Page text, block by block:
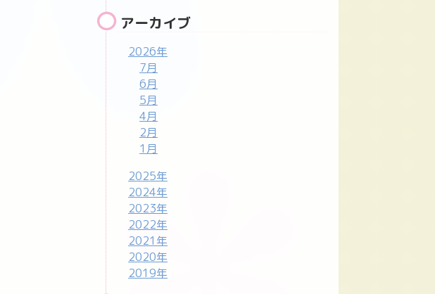
アーカイブ
2026年
7月
6月
5月
4月
2月
1月
2025年
2024年
2023年
2022年
2021年
2020年
2019年